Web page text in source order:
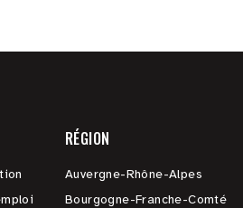
RÉGION
Auvergne-Rhône-Alpes
Bourgogne-Franche-Comté